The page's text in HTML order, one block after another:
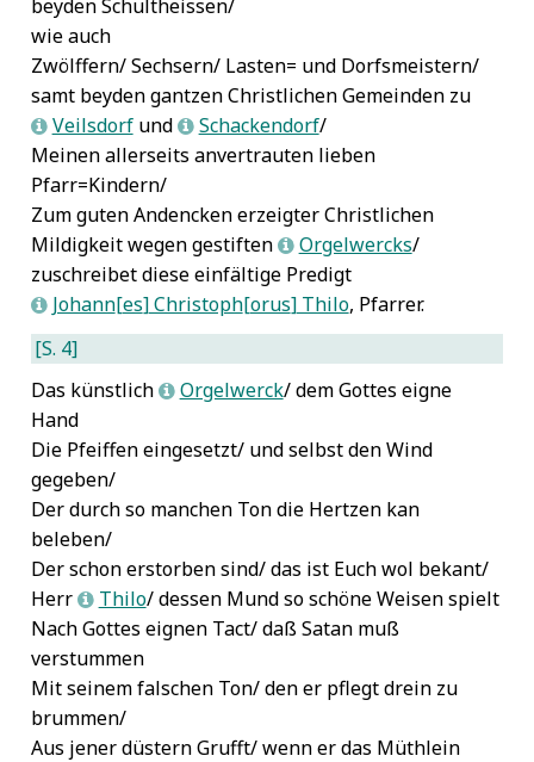
Plutarch 7
Roßteuscher, Johann
Salomo 7
Samuel 7
Saul 7
Schneider, Theodor 7
Seneca, Lucius Annaeus
Sirach, Jesus 7
Speratus, Paul
Theodosius II. 7
Thiele, Johann Christoph 7
Vitalianus 7
Wagner, Marcus 7
Weber, Jonas Christianus 7
Weller, Matthias 7
Zwinger, Theodor
beyden Schultheissen/
wie auch
Zwölffern/ Sechsern/ Lasten= und Dorfsmeistern/
samt beyden gantzen Christlichen Gemeinden zu
L Veilsdorfund L Schackendorf/
Meinen allerseits anvertrauten lieben
Pfarr=Kindern/
Zum guten Andencken erzeigter Christlichen
Mildigkeit wegen gestiften L Orgelwercks/
zuschreibet diese einfältige Predigt
L Johann es Christoph orus Thilo, Pfarrer.
[S. 4]
Das künstlich L Orgelwerck/ dem Gottes eigne
Hand
Die Pfeiffen eingesetzt/ und selbst den Wind
gegeben/
Der durch so manchen Ton die Hertzen kan
beleben/
Der schon erstorben sind/ das ist Euch wol bekant/
Herr L Thilo/ dessen Mund so schöne Weisen spielt
Nach Gottes eignen Tact/ daß Satan muß
verstummen
Mit seinem falschen Ton/ den er pflegt drein zu
brummen/
Aus jener düstern Grufft/ wenn er das Müthlein